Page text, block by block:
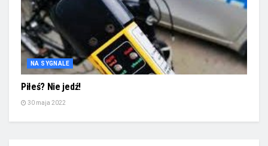
NA SYGNALE
Piłeś? Nie jedź!
30 maja 2022